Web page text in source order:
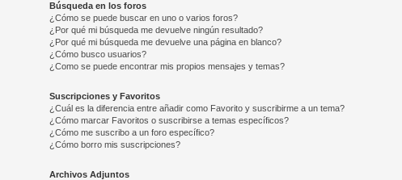
Búsqueda en los foros
¿Cómo se puede buscar en uno o varios foros?
¿Por qué mi búsqueda me devuelve ningún resultado?
¿Por qué mi búsqueda me devuelve una página en blanco?
¿Cómo busco usuarios?
¿Como se puede encontrar mis propios mensajes y temas?
Suscripciones y Favoritos
¿Cuál es la diferencia entre añadir como Favorito y suscribirme a un tema?
¿Cómo marcar Favoritos o suscribirse a temas específicos?
¿Cómo me suscribo a un foro específico?
¿Cómo borro mis suscripciones?
Archivos Adjuntos